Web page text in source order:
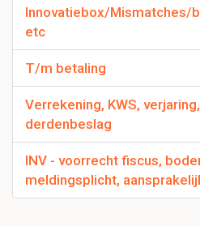
Innovatiebox/Mismatches/
etc
T/m betaling
Verrekening, KWS,
derdenbeslag
INV - voorrecht fiscus,
meldingsplicht,